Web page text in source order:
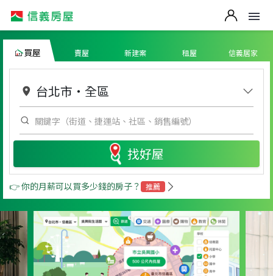
買屋 賣屋 新建案 租屋 信義居家
台北市 ・ 全區
找好屋
👉 你的月薪可以買多少錢的房子？ 推薦